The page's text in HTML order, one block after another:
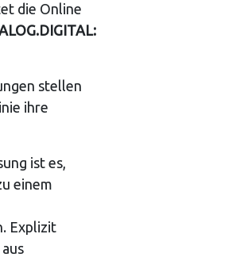
die Online
stellen
ihre
ist es,
einem
Explizit